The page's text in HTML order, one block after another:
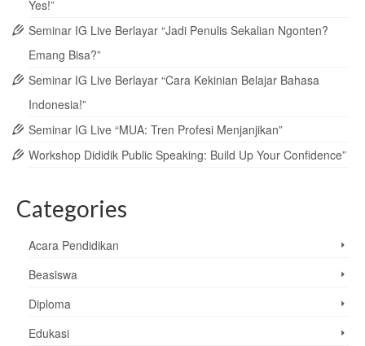
Yes!”
Seminar IG Live Berlayar “Jadi Penulis Sekalian Ngonten?
Emang Bisa?”
Seminar IG Live Berlayar “Cara Kekinian Belajar Bahasa
Indonesia!”
Seminar IG Live “MUA: Tren Profesi Menjanjikan”
Workshop Dididik Public Speaking: Build Up Your Confidence”
Categories
Acara Pendidikan
Beasiswa
Diploma
Edukasi